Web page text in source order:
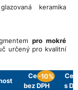
keramika
pro mokré
určený pro kvalitní
Cena
bez DPH
-10%
s